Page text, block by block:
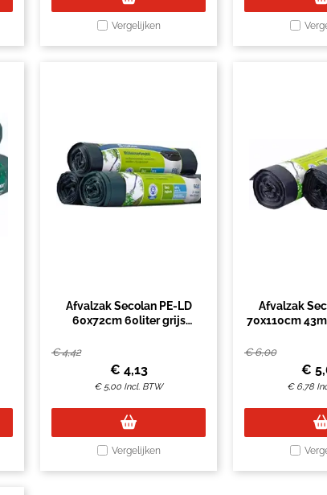
Vergelijken
Afvalzak Secolan PE-LD
60x72cm 60liter grijs
€4,42
€ 4,13
€ 5,00 Incl. BTW
Vergelijken
Afvalzak
70x110cm
€6,00
€
€ 6,78